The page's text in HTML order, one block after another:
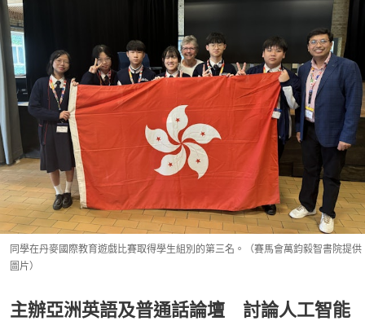
同學在丹麥國際教育遊戲比賽取得學生組別的第三名。（賽馬會萬鈞毅智書院提供
圖片）
主辦亞洲英語及普通話論壇 討論人工智能